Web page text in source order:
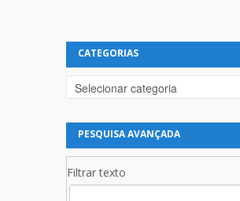
CATEGORIAS
Categorias
PESQUISA AVANÇADA
Filtrar texto